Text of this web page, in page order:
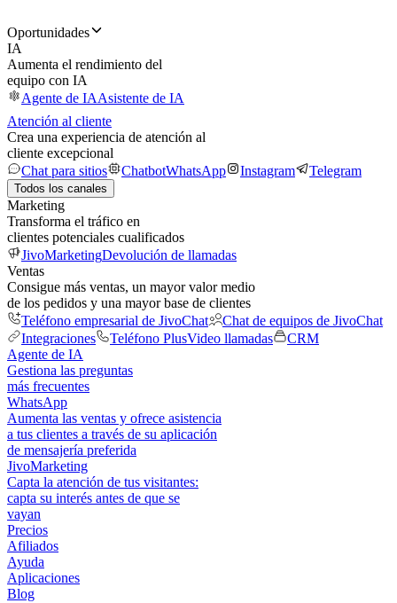
Oportunidades
IA
Aumenta el rendimiento del
equipo con IA
Agente de IAAsistente de IA
Atención al cliente
Crea una experiencia de atención al
cliente excepcional
Chat para sitios
ChatbotWhatsApp Instagram Telegram
Todos los canales
Marketing
Transforma el tráfico en
clientes potenciales cualificados
JivoMarketingDevolución de llamadas
Ventas
Consigue más ventas, un mayor valor medio
de los pedidos y una mayor base de clientes
Teléfono empresarial de JivoChat
Chat de equipos de JivoChat
Integraciones
Teléfono PlusVideo llamadas
CRM
Agente de IA
Gestiona las preguntas
más frecuentes
WhatsApp
Aumenta las ventas y ofrece asistencia
a tus clientes a través de su aplicación
de mensajería preferida
JivoMarketing
Capta la atención de tus visitantes:
capta su interés antes de que se
vayan
Precios
Afiliados
Ayuda
Aplicaciones
Blog